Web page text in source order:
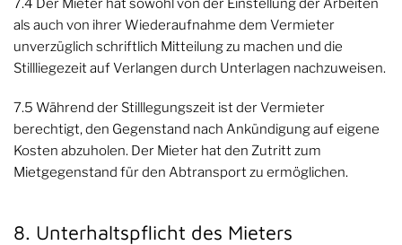
7.4 Der Mieter hat sowohl von der Einstellung der Arbeiten
als auch von ihrer Wiederaufnahme dem Vermieter
unverzüglich schriftlich Mitteilung zu machen und die
Stillliegezeit auf Verlangen durch Unterlagen nachzuweisen.
7.5 Während der Stilllegungszeit ist der Vermieter
berechtigt, den Gegenstand nach Ankündigung auf eigene
Kosten abzuholen. Der Mieter hat den Zutritt zum
Mietgegenstand für den Abtransport zu ermöglichen.
8. Unterhaltspflicht des Mieters